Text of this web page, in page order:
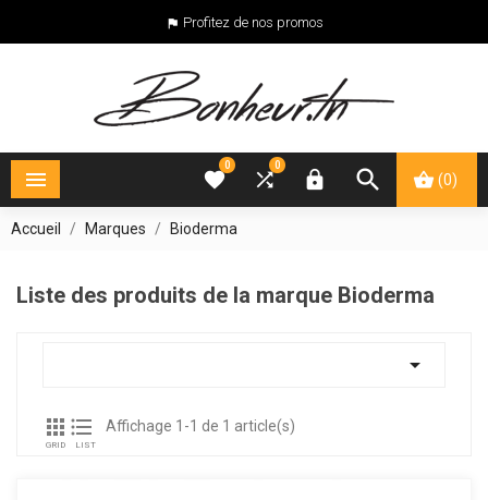
 Profitez de nos promos
 (0)


0

0
Accueil Marques Bioderma
Liste des produits de la marque Bioderma


GRID

LIST
Affichage 1-1 de 1 article(s)